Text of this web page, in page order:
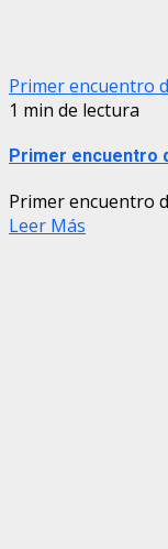
Primer encuentro
1 min de lectura
Primer encuentro
Primer encuentro
Leer Más